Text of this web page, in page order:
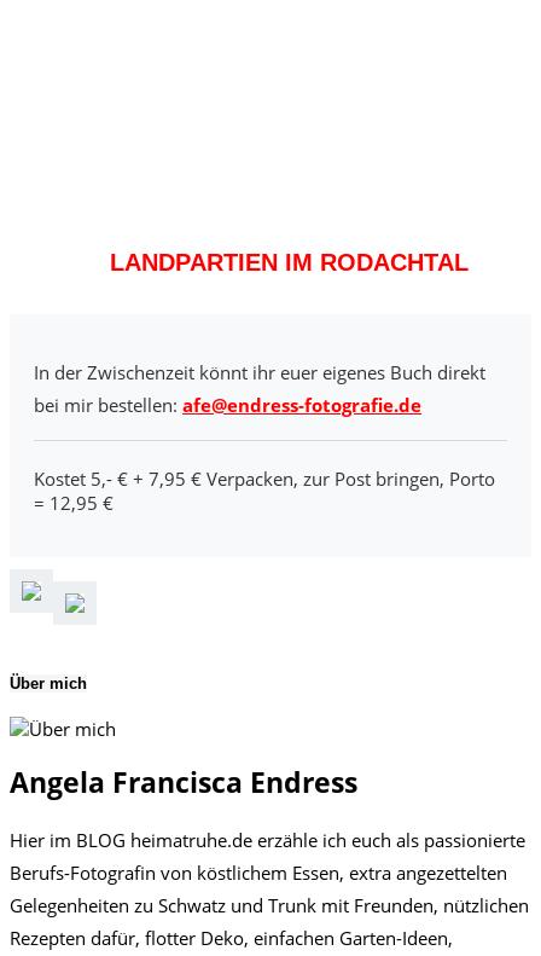
LANDPARTIEN IM RODACHTAL
In der Zwischenzeit könnt ihr euer eigenes Buch direkt
bei mir bestellen: afe@endress-fotografie.de
Kostet 5,- € + 7,95 € Verpacken, zur Post bringen, Porto
= 12,95 €
Über mich
Angela Francisca Endress
Hier im BLOG heimatruhe.de erzähle ich euch als passionierte
Berufs-Fotografin von köstlichem Essen, extra angezettelten
Gelegenheiten zu Schwatz und Trunk mit Freunden, nützlichen
Rezepten dafür, flotter Deko, einfachen Garten-Ideen,